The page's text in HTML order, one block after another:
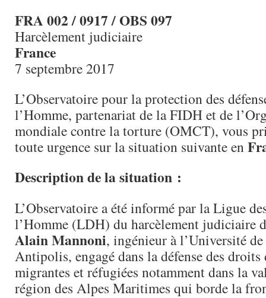
FRA 002 / 0917 / OBS 097
Harcèlement judiciaire
France
7 septembre 2017
L’Observatoire pour la protection des
l’Homme, partenariat de la FIDH et de
mondiale contre la torture (OMCT), vous
toute urgence sur la situation suivante en
Description de la situation :
L’Observatoire a été informé par la Ligue
l’Homme (LDH) du harcèlement judiciaire
Alain Mannoni, ingénieur à l’Université
Antipolis, engagé dans la défense des droits
migrantes et réfugiées notamment dans la
région des Alpes Maritimes qui borde la